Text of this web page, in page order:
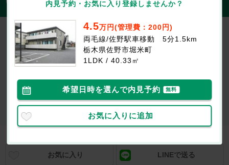
この物件にお問合せする
ベルメゾン
4.5万円(管理費等：200円)
敷 1ヶ月 礼 なし
1LDK / 40.33㎡ / 1階
最新の空室状況が知りたい
お部屋を
初期費用が
知りたい
似たお部屋を
お気に入り LINEで送る
内見予約・お気に入り登録しませんか？
4.5万円(管理費：200円)
両毛線/佐野駅車移動 5分1.5km
栃木県佐野市堀米町
1LDK / 40.33㎡
希望日時を選んで内見予約 無料
お気に入りに追加